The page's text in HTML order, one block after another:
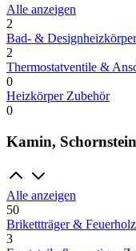
Alle anzeigen
2
Bad- &
2
Thermostatventile &
0
Heizkörper Zubehör
0
Kamin,
Alle anzeigen
50
Brikettträger &
3